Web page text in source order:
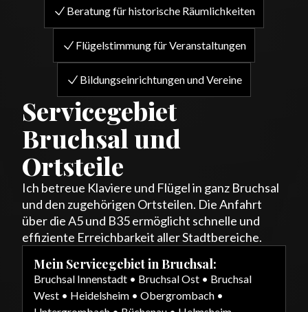
Beratung für historische Räumlichkeiten
Flügelstimmung für Veranstaltungen
Bildungseinrichtungen und Vereine
Servicegebiet
Bruchsal und
Ortsteile
Ich betreue Klaviere und Flügel in ganz Bruchsal
und den zugehörigen Ortsteilen. Die Anfahrt
über die A5 und B35 ermöglicht schnelle und
effiziente Erreichbarkeit aller Stadtbereiche.
Mein Servicegebiet in Bruchsal:
Bruchsal Innenstadt • Bruchsal Ost • Bruchsal
West • Heidelsheim • Obergrombach •